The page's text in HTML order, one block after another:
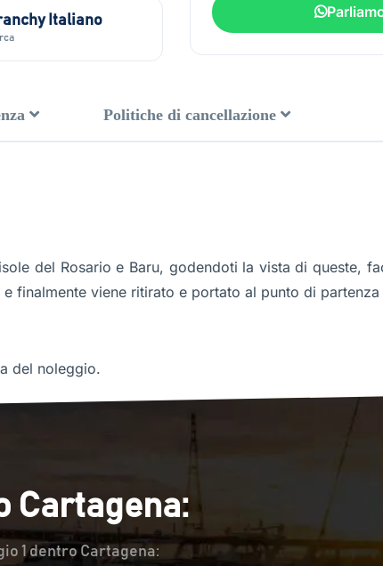
Italiano
Politiche di cancellazione
del Rosario e Baru, godendoti la vista di queste,
finalmente viene ritirato e portato al punto di partenza
del noleggio.
Cartagena:
1 dentro Cartagena: